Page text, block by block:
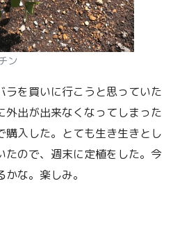
ン
ラを買いに行こうと思っていた
外出が出来なくなってしまった
購入した。とても生き生きとし
たので、週末に定植をした。今
な。楽しみ。